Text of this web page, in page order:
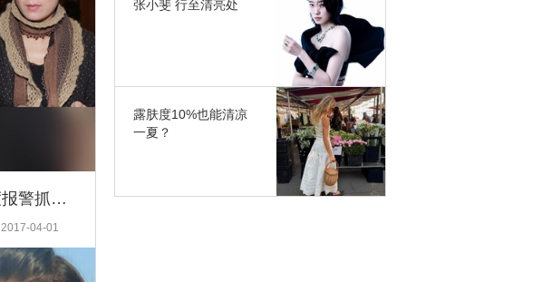
吴绮莉恐吓女儿，孩子两度报警抓妈妈！为人父母真那么容易吗？
2017-04-01
张小斐 行至清亮处
露肤度10%也能清凉
一夏？